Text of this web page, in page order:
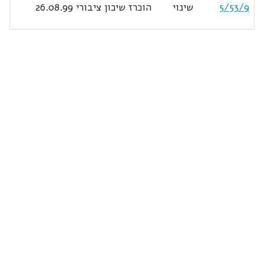
5/53/9
שינוי הוכרז שיכון ציבורי 26.08.99